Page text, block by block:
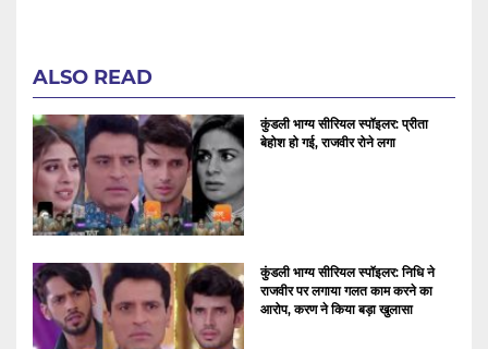
ALSO READ
कुंडली भाग्य सीरियल स्पॉइलर: प्रीता
बेहोश हो गई, राजवीर रोने लगा
कुंडली भाग्य सीरियल स्पॉइलर: निधि ने
राजवीर पर लगाया गलत काम करने का
आरोप, करण ने किया बड़ा खुलासा